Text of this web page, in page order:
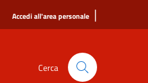
Accedi all'area personale |
Cerca